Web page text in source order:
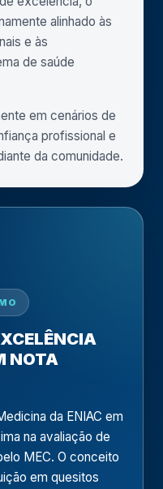
alinhado às
e às
de saúde
em cenários de
profissional e
da comunidade.
NOTA
da ENIAC em
na avaliação de
MEC. O conceito
em quesitos